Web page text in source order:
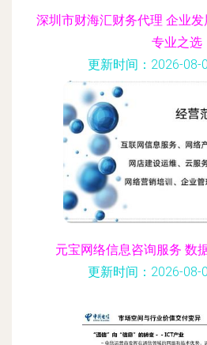
深圳市财海汇财务代理 企业
专业之选
更新时间：2026-08-
元宝网络信息咨询服务 数
更新时间：2026-08-